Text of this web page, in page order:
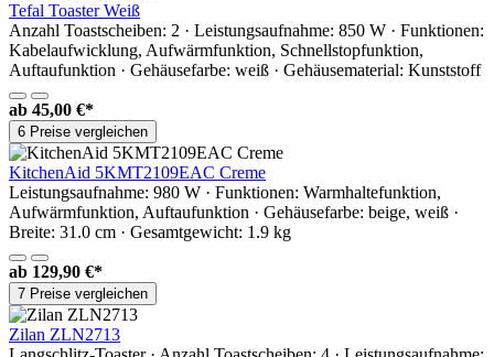
Tefal Toaster Weiß
Anzahl Toastscheiben: 2 · Leistungsaufnahme: 850 W · Funktionen:
Kabelaufwicklung, Aufwärmfunktion, Schnellstopfunktion,
Auftaufunktion · Gehäusefarbe: weiß · Gehäusematerial: Kunststoff
ab 45,00 €*
6 Preise vergleichen
KitchenAid 5KMT2109EAC Creme
Leistungsaufnahme: 980 W · Funktionen: Warmhaltefunktion,
Aufwärmfunktion, Auftaufunktion · Gehäusefarbe: beige, weiß ·
Breite: 31.0 cm · Gesamtgewicht: 1.9 kg
ab 129,90 €*
7 Preise vergleichen
Zilan ZLN2713